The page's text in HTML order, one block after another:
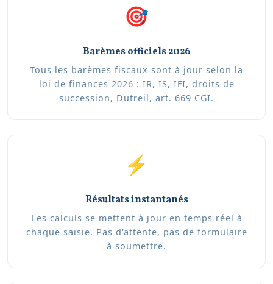
🎯
Barèmes officiels 2026
Tous les barèmes fiscaux sont à jour selon la
loi de finances 2026 : IR, IS, IFI, droits de
succession, Dutreil, art. 669 CGI.
⚡
Résultats instantanés
Les calculs se mettent à jour en temps réel à
chaque saisie. Pas d'attente, pas de formulaire
à soumettre.